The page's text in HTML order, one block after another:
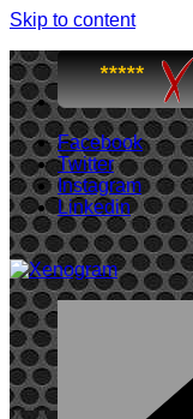
Skip to content
Facebook
Twitter
Instagram
Linkedin